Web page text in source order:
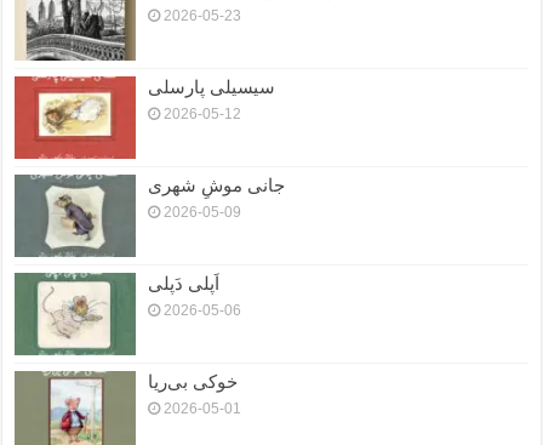
2026-05-23
سیسیلی پارسلی
2026-05-12
جانی موشِ شهری
2026-05-09
اَپلی دَپلی
2026-05-06
خوکی بی‌ریا
2026-05-01